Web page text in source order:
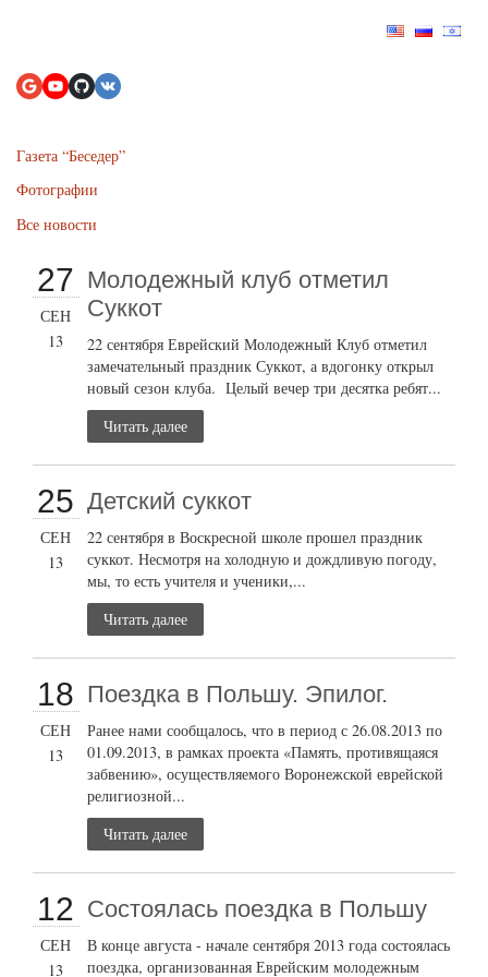
Газета “Беседер”
Фотографии
Все новости
27
СЕН
13
Молодежный клуб отметил
Суккот
22 сентября Еврейский Молодежный Клуб отметил
замечательный праздник Суккот, а вдогонку открыл
новый сезон клуба. Целый вечер три десятка ребят...
Читать далее
25
СЕН
13
Детский суккот
22 сентября в Воскресной школе прошел праздник
суккот. Несмотря на холодную и дождливую погоду,
мы, то есть учителя и ученики,...
Читать далее
18
СЕН
13
Поездка в Польшу. Эпилог.
Ранее нами сообщалось, что в период с 26.08.2013 по
01.09.2013, в рамках проекта «Память, противящаяся
забвению», осуществляемого Воронежской еврейской
религиозной...
Читать далее
12
СЕН
13
Состоялась поездка в Польшу
В конце августа - начале сентября 2013 года состоялась
поездка, организованная Еврейским молодежным